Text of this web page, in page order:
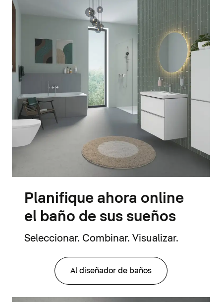
Planifique ahora online
el baño de sus sueños
Seleccionar. Combinar. Visualizar.
Al diseñador de baños